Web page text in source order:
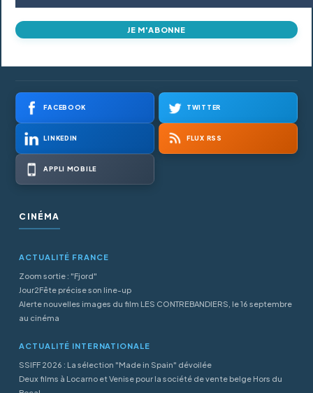
JE M'ABONNE
FACEBOOK TWITTER
LINKEDIN FLUX RSS
APPLI MOBILE
CINÉMA
ACTUALITÉ FRANCE
Zoom sortie : "Fjord"
Jour2Fête précise son line-up
Alerte nouvelles images du film LES CONTREBANDIERS, le 16 septembre
au cinéma
ACTUALITÉ INTERNATIONALE
SSIFF 2026 : La sélection "Made in Spain" dévoilée
Deux films à Locarno et Venise pour la société de vente belge Hors du